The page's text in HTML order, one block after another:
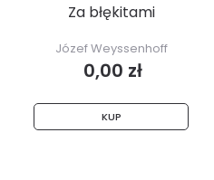
Za błękitami
Józef Weyssenhoff
0,00 zł
KUP